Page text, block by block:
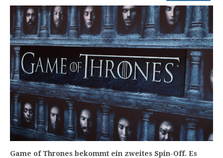
Game of Thrones bekommt ein zweites Spin-Off. Es